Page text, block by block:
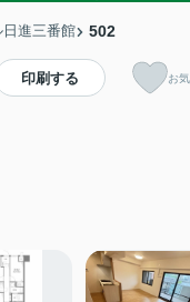
進三番館 502
印刷する お